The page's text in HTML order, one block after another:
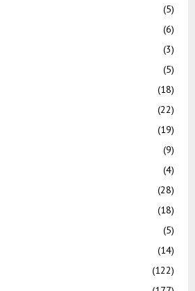
(5)
(6)
(3)
(5)
(18)
(22)
(19)
(9)
(4)
(28)
(18)
(5)
(14)
(122)